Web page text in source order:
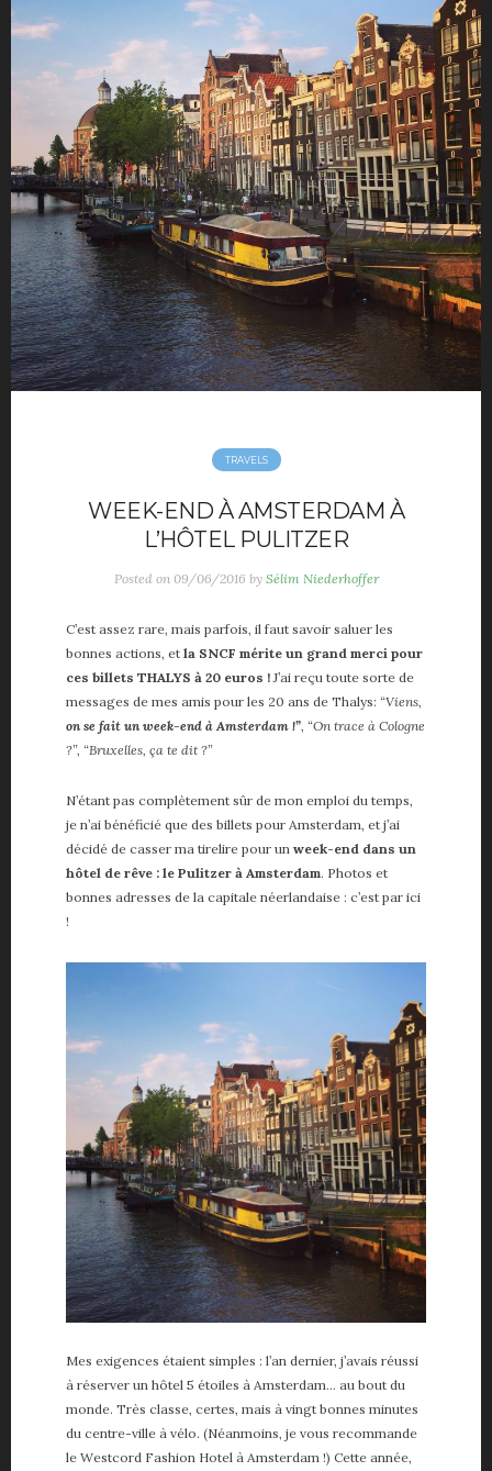
TRAVELS
WEEK-END À AMSTERDAM À
L’HÔTEL PULITZER
Posted on 09/06/2016 by Sélim Niederhoffer
C’est assez rare, mais parfois, il faut savoir saluer les
bonnes actions, et la SNCF mérite un grand merci pour
ces billets THALYS à 20 euros !J’ai reçu toute sorte de
messages de mes amis pour les 20 ans de Thalys: “Viens,
on se fait un week-end à Amsterdam !”, “On trace à Cologne
?”, “Bruxelles, ça te dit ?”
N’étant pas complètement sûr de mon emploi du temps,
je n’ai bénéficié que des billets pour Amsterdam, et j’ai
décidé de casser ma tirelire pour un week-end dans un
hôtel de rêve : le Pulitzer à Amsterdam. Photos et
bonnes adresses de la capitale néerlandaise : c’est par ici
!
Mes exigences étaient simples : l’an dernier, j’avais réussi
à réserver un hôtel 5 étoiles à Amsterdam… au bout du
monde. Très classe, certes, mais à vingt bonnes minutes
du centre-ville à vélo. (Néanmoins, je vous recommande
le Westcord Fashion Hotel à Amsterdam !) Cette année,
Opinions
Hotels
maison déco
Mode Homme
Montre homme
Night Out
Parfum masculin
Restaurant
Travels
Motivation
ME, MYSELF AND I
A propos
About me
Partenaires